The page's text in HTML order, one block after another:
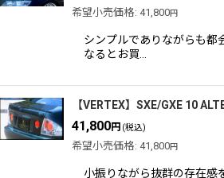
希望小売価格: 41,800円
シンプルでありながらも都
なるとお買…
【VERTEX】SXE/GXE 10
41,800円 (税込)
希望小売価格: 41,800円
小振りながら抜群の存在感